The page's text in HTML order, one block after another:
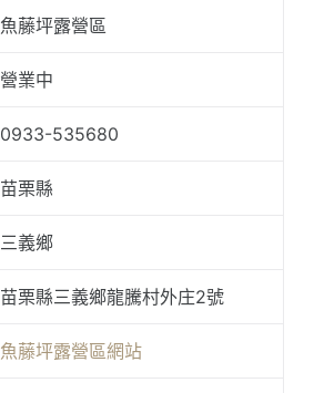
魚藤坪露營區
營業中
0933-535680
苗栗縣
三義鄉
苗栗縣三義鄉龍騰村外庄2號
魚藤坪露營區網站